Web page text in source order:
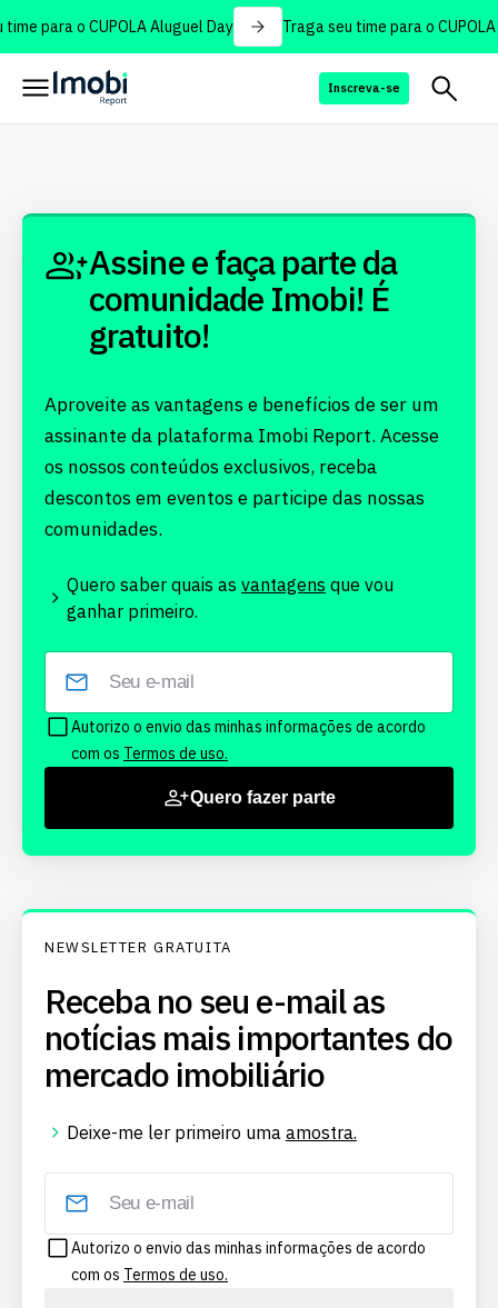
para o CUPOLA Aluguel Day Traga seu time para o CUPOLA
Inscreva-se
Assine e faça parte da
comunidade Imobi! É
gratuito!
Aproveite as vantagens e benefícios de ser um
assinante da plataforma Imobi Report. Acesse
os nossos conteúdos exclusivos, receba
descontos em eventos e participe das nossas
comunidades.
Quero saber quais as vantagens que vou
ganhar primeiro.
Autorizo o envio das minhas informações de acordo
com os Termos de uso.
Quero fazer parte
NEWSLETTER GRATUITA
Receba no seu e-mail as
notícias mais importantes do
mercado imobiliário
Deixe-me ler primeiro uma amostra.
Autorizo o envio das minhas informações de acordo
com os Termos de uso.